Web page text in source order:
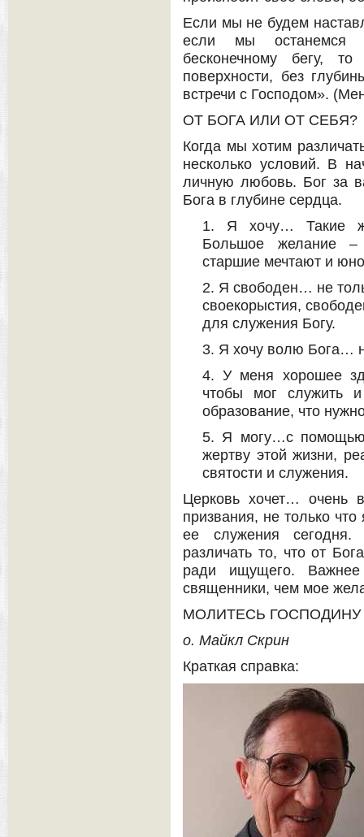
Если мы не будем
если мы останемся
бесконечному бегу,
поверхности, без
встречи с Господом».
ОТ БОГА ИЛИ ОТ СЕБЯ?
Когда мы хотим
несколько условий. В
личную любовь. Бог за
Бога в глубине сердца.
1. Я хочу… Такие
Большое желание –
старшие мечтают и
2. Я свободен… не
своекорыстия,
для служения Богу.
3. Я хочу волю Бога…
4. У меня хорошее
чтобы мог служить
образование, что
5. Я могу…с помощью
жертву этой жизни,
святости и служения.
Церковь хочет… очень
призвания, не только
ее служения сегодня.
различать то, что от
ради ищущего.
священники, чем мое
МОЛИТЕСЬ
о. Майкл Скрин
Краткая справка: